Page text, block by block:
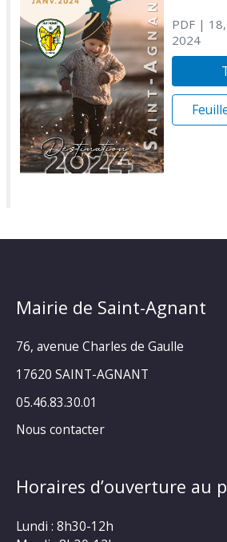
PDF|
2024
Mairie de Saint-Agnant
76, avenue Charles de Gaulle
17620 SAINT-AGNANT
05.46.83.30.01
Nous contacter
Horaires d’ouverture au
Lundi : 8h30-12h